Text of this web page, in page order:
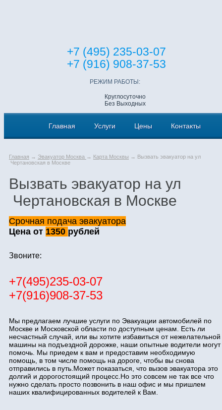
+7 (495) 235-03-07
+7 (916) 908-37-53
РЕЖИМ РАБОТЫ:
Круглосуточно
Без Выходных
Главная Услуги Цены Контакты
Главная → Эвакуатор Москва → Карта Москвы → Вызвать эвакуатор на ул
Чертановская в Москве
Вызвать эвакуатор на ул
Чертановская в Москве
Срочная подача эвакуатора
Цена от 1350 рублей
Звоните:
+7(495)235-03-07
+7(916)908-37-53
Мы предлагаем лучшие услуги по Эвакуации автомобилей по
Москве и Московской области по доступным ценам. Есть ли
несчастный случай, или вы хотите избавиться от нежелательной
машины на подъездной дорожке, наши опытные водители могут
помочь. Мы приедем к вам и предоставим необходимую
помощь, в том числе помощь на дороге, чтобы вы снова
отправились в путь.Может показаться, что вызов эвакуатора это
долгий и дорогостоящий процесс.Но это совсем не так все что
нужно сделать просто позвонить в наш офис и мы пришлем
наших квалифицированных водителей к Вам.